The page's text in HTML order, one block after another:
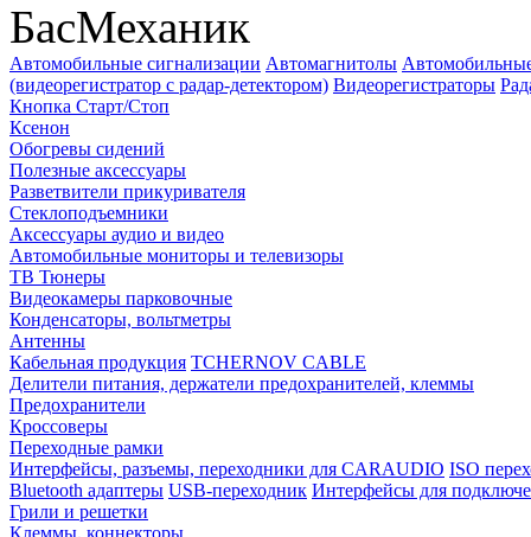
БасМеханик
Автомобильные сигнализации Автомагнитолы
(видеорегистратор с радар-детектором) Видеорегистраторы
Кнопка Старт/Стоп
Ксенон
Обогревы сидений
Полезные аксессуары
Разветвители прикуривателя
Стеклоподъемники
Аксессуары аудио и видео
Автомобильные мониторы и телевизоры
ТВ Тюнеры
Видеокамеры парковочные
Конденсаторы, вольтметры
Антенны
Кабельная продукция TCHERNOV CABLE
Делители питания, держатели предохранителей, клеммы
Предохранители
Кроссоверы
Переходные рамки
Интерфейсы, разъемы, переходники для CARAUDIO ISO
Bluetooth адаптеры USB-переходник Интерфейсы для
Грили и решетки